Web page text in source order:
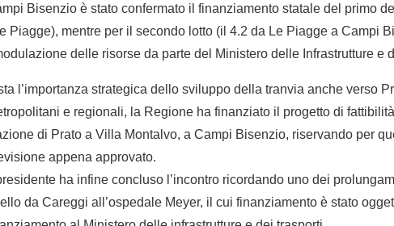
Bisenzio è stato confermato il finanziamento statale del primo
Piagge), mentre per il secondo lotto (il 4.2 da Le Piagge a Campi
delle risorse da parte del Ministero delle Infrastrutture e
l’importanza strategica dello sviluppo della tranvia anche verso
e regionali, la Regione ha finanziato il progetto di
di Prato a Villa Montalvo, a Campi Bisenzio, riservando per
appena approvato.
presidente ha infine concluso l’incontro ricordando uno dei
da Careggi all’ospedale Meyer, il cui finanziamento è stato